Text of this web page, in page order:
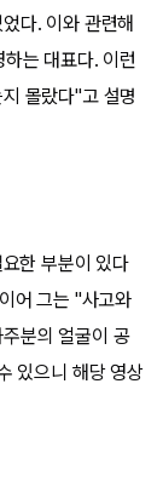
다. 이와 관련해
는 대표다. 이런
몰랐다"고 설명
한 부분이 있다
어 그는 "사고와
분의 얼굴이 공
있으니 해당 영상